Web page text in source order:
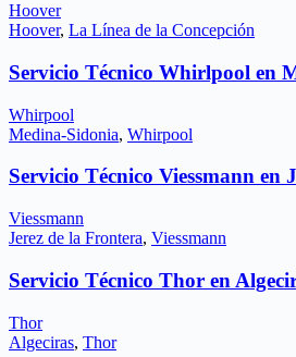
Hoover
Hoover, La Línea de la Concepción
Servicio Técnico Whirlpool en
Whirpool
Medina-Sidonia, Whirpool
Servicio Técnico Viessmann en
Viessmann
Jerez de la Frontera, Viessmann
Servicio Técnico Thor en
Thor
Algeciras, Thor